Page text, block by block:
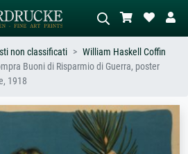
astratto con molto rosso, dipinto a
olio scuro, nudo in piedi vicino a un
albero.
non classificati
William Haskell Coffin
Buoni di Risparmio di Guerra, poster
1918